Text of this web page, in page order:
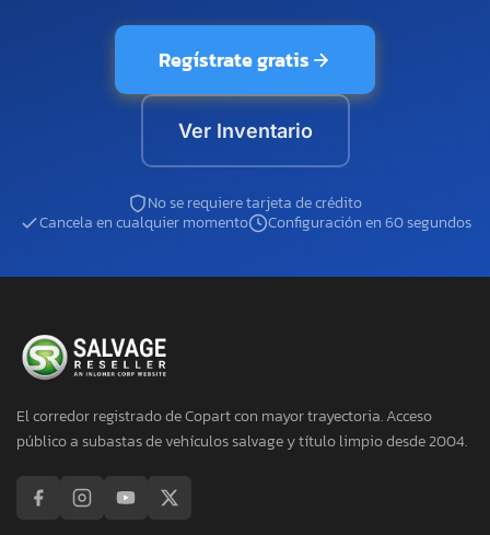
Regístrate gratis
Ver Inventario
No se requiere tarjeta de crédito
Cancela en cualquier momento
Configuración en 60 segundos
El corredor registrado de Copart con mayor trayectoria. Acceso
público a subastas de vehículos salvage y título limpio desde 2004.